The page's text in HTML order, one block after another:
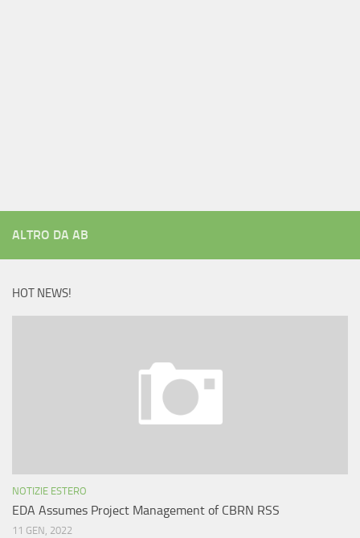
ALTRO DA AB
HOT NEWS!
NOTIZIE ESTERO
EDA Assumes Project Management of CBRN RSS
11 GEN, 2022